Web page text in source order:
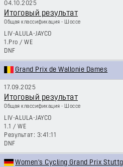
04.10.2025
Итоговый результат
Общая классификация - Шоссе
LIV-ALULA-JAYCO
1.Pro / WE
DNF
Grand Prix de Wallonie Dames
17.09.2025
Итоговый результат
Общая классификация - Шоссе
LIV-ALULA-JAYCO
1.1 / WE
3:41:11
DNF
Women's Cycling Grand Prix